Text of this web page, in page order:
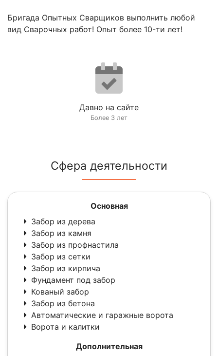
Бригада Опытных Сварщиков выполнить любой
вид Сварочных работ! Опыт более 10-ти лет!
Давно на сайте
Более 3 лет
Сфера деятельности
Основная
Забор из дерева
Забор из камня
Забор из профнастила
Забор из сетки
Забор из кирпича
Фундамент под забор
Кованый забор
Забор из бетона
Автоматические и гаражные ворота
Ворота и калитки
Дополнительная